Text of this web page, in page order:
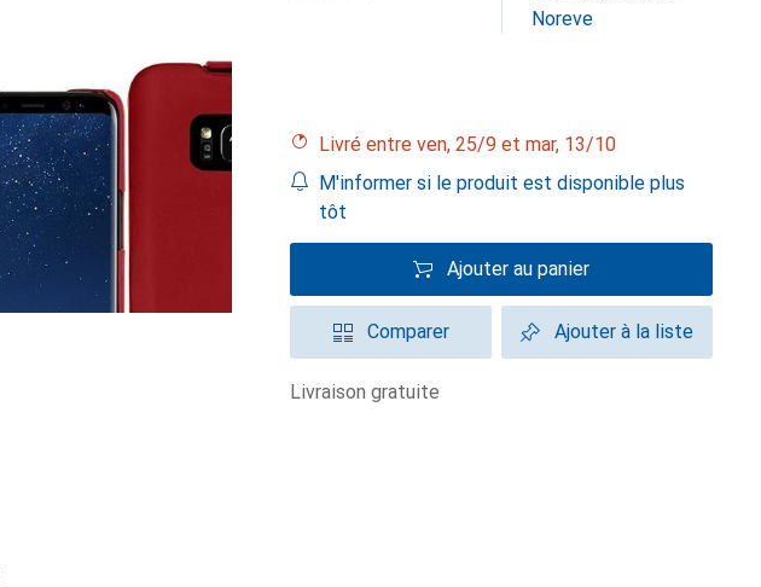
Noreve
Livré entre ven, 25/9 et mar, 13/10
M'informer si le produit est disponible plus
tôt
Ajouter au panier
Comparer Ajouter à la liste
livraison gratuite